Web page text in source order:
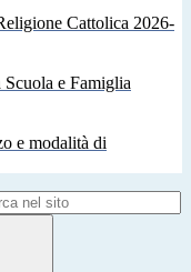
Cattolica 2026-
e Famiglia
e modalità di